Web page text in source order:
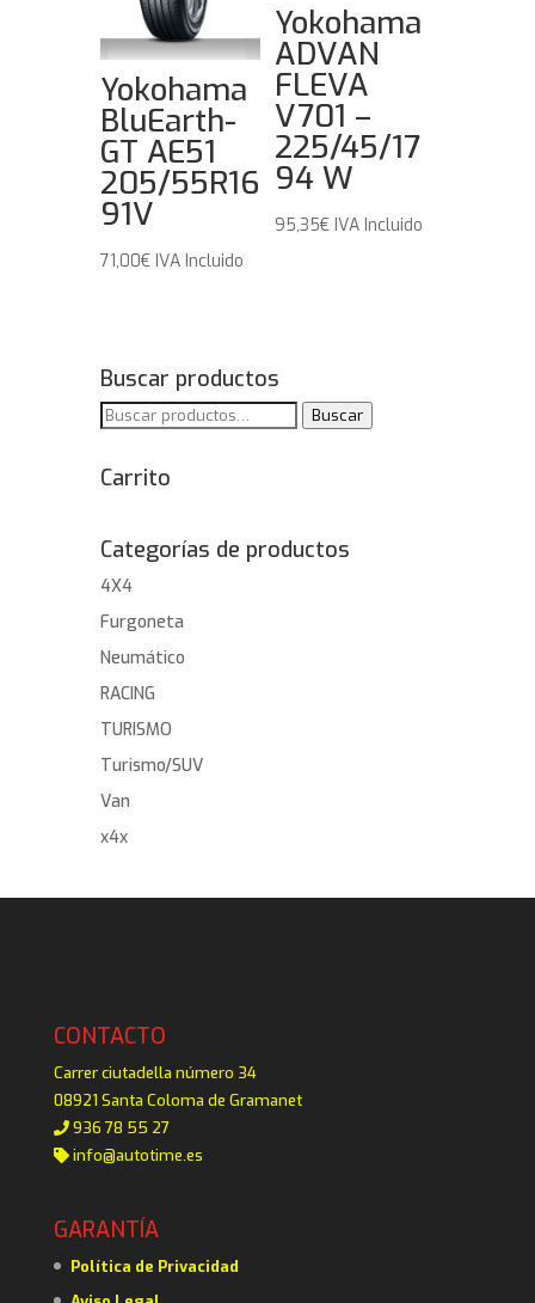
Yokohama
BluEarth-
GT AE51
205/55R16
91V
71,00€ IVA Incluido
Yokohama
ADVAN
FLEVA
V701 –
225/45/17
94 W
95,35€ IVA Incluido
Buscar productos
Buscar
Buscar
Carrito
Categorías de productos
4X4
Furgoneta
Neumático
RACING
TURISMO
Turismo/SUV
Van
x4x
CONTACTO
Carrer ciutadella número 34
08921 Santa Coloma de Gramanet
936 78 55 27
info@autotime.es
GARANTÍA
Política de Privacidad